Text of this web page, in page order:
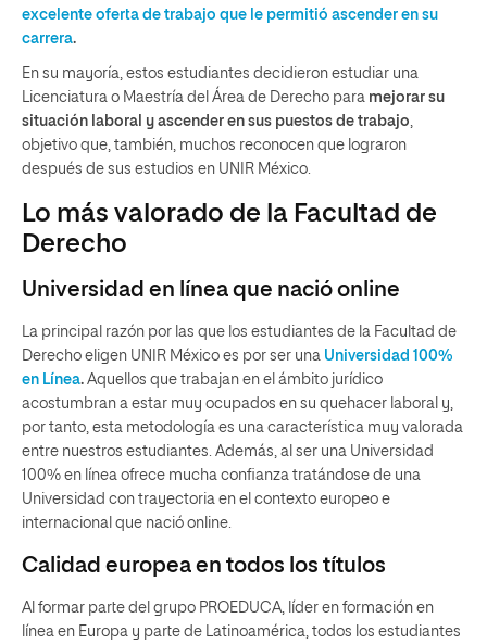
excelente oferta de trabajo que le permitió ascender en su
carrera.
En su mayoría, estos estudiantes decidieron estudiar una
Licenciatura o Maestría del Área de Derecho para mejorar su
situación laboral y ascender en sus puestos de trabajo
objetivo que, también, muchos reconocen que lograron
después de sus estudios en UNIR México.
Lo más valorado de la Facultad de
Derecho
Universidad en línea que nació online
La principal razón por las que los estudiantes de la Facultad de
Derecho eligen UNIR México es por ser una Universidad 100%
en Línea. Aquellos que trabajan en el ámbito jurídico
acostumbran a estar muy ocupados en su quehacer laboral y,
por tanto, esta metodología es una característica muy valorada
entre nuestros estudiantes. Además, al ser una Universidad
100% en línea ofrece mucha confianza tratándose de una
Universidad con trayectoria en el contexto europeo e
internacional que nació online.
Calidad europea en todos los títulos
Al formar parte del grupo PROEDUCA, líder en formación en
línea en Europa y parte de Latinoamérica, todos los estudiantes